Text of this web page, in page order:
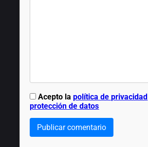
Acepto lapolítica de privacidad
protección de datos
Publicar comentario